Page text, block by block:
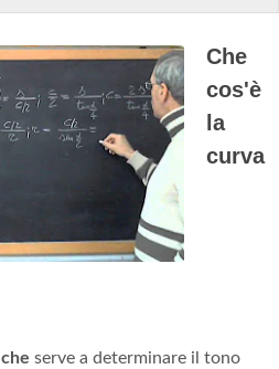
Che
cos'è
la
curva
che serve a determinare il tono